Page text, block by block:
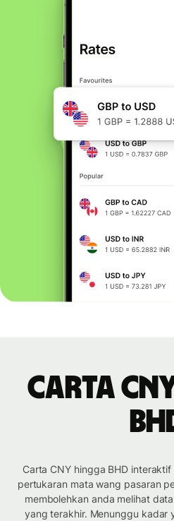
Carta
Carta CNY hingga BHD
pertukaran mata wang pasaran
membolehkan anda melihat
yang terakhir. Menunggu kadar